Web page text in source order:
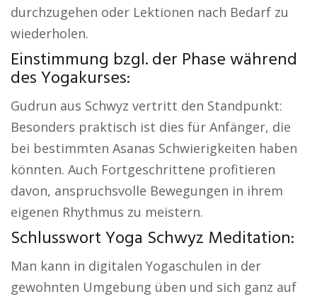
durchzugehen oder Lektionen nach Bedarf zu
wiederholen.
Einstimmung bzgl. der Phase während
des Yogakurses:
Gudrun aus Schwyz vertritt den Standpunkt:
Besonders praktisch ist dies für Anfänger, die
bei bestimmten Asanas Schwierigkeiten haben
könnten. Auch Fortgeschrittene profitieren
davon, anspruchsvolle Bewegungen in ihrem
eigenen Rhythmus zu meistern.
Schlusswort Yoga Schwyz Meditation:
Man kann in digitalen Yogaschulen in der
gewohnten Umgebung üben und sich ganz auf